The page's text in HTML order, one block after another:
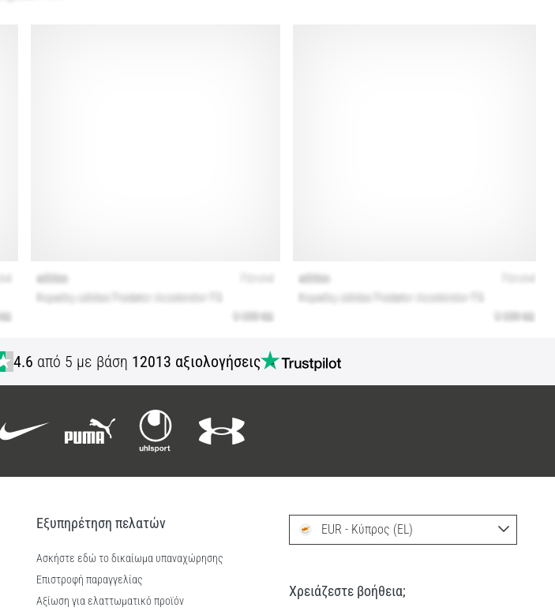
4.6 από 5 με βάση 12013 αξιολογήσεις
Εξυπηρέτηση πελατών
Ασκήστε εδώ το δικαίωμα υπαναχώρησης
Επιστροφή παραγγελίας
Αξίωση για ελαττωματικό προϊόν
EUR - Κύπρος (EL)
Χρειάζεστε βοήθεια;